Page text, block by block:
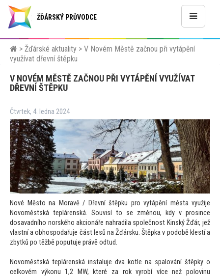
ŽĎÁRSKÝ PRŮVODCE
> Žďárské aktuality > V Novém Městě začnou při vytápění
využívat dřevní štěpku
V NOVÉM MĚSTĚ ZAČNOU PŘI VYTÁPĚNÍ VYUŽÍVAT
DŘEVNÍ ŠTĚPKU
Čtvrtek, 4. ledna 2024
Nové Město na Moravě / Dřevní štěpku pro vytápění města využije
Novoměstská teplárenská. Souvisí to se změnou, kdy v prosince
dosavadního norského akcionáře nahradila společnost Kinský Žďár, jež
vlastní a obhospodařuje část lesů na Žďársku. Štěpka v podobě klestí a
zbytků po těžbě poputuje právě odtud.
Novoměstská teplárenská instaluje dva kotle na spalování štěpky o
celkovém výkonu 1,2 MW, které za rok vyrobí více než polovinu